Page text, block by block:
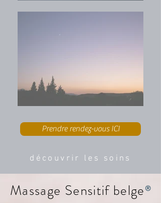
Prendre rendez-vous ICI
découvrir les soins
Massage Sensitif belge®